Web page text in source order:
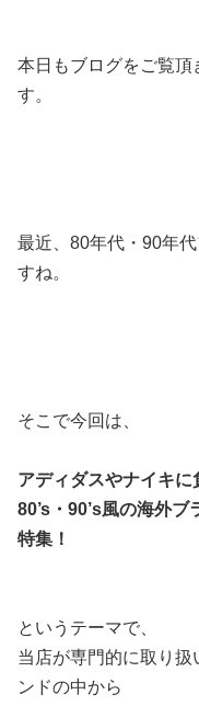
本日もブログをご覧頂
す。
最近、80年代・90年
すね。
そこで今回は、
アディダスやナイキに
80’s・90’s風の海外
特集！
というテーマで、
当店が専門的に取り
ンドの中から